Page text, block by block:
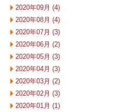
2020年09月 (4)
2020年08月 (4)
2020年07月 (3)
2020年06月 (2)
2020年05月 (3)
2020年04月 (3)
2020年03月 (2)
2020年02月 (3)
2020年01月 (1)